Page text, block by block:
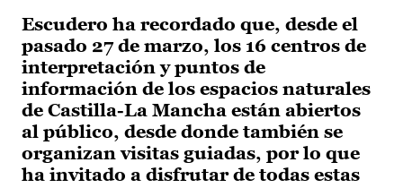
Escudero ha recordado que, desde el
pasado 27 de marzo, los 16 centros de
interpretación y puntos de
información de los espacios naturales
de Castilla-La Mancha están abiertos
al público, desde donde también se
organizan visitas guiadas, por lo que
ha invitado a disfrutar de todas estas